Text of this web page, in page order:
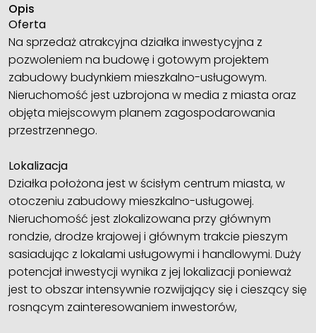
Opis
Oferta
Na sprzedaż atrakcyjna działka inwestycyjna z
pozwoleniem na budowę i gotowym projektem
zabudowy budynkiem mieszkalno-usługowym.
Nieruchomość jest uzbrojona w media z miasta oraz
objęta miejscowym planem zagospodarowania
przestrzennego.
Lokalizacja
Działka położona jest w ścisłym centrum miasta, w
otoczeniu zabudowy mieszkalno-usługowej.
Nieruchomość jest zlokalizowana przy głównym
rondzie, drodze krajowej i głównym trakcie pieszym
sasiadując z lokalami usługowymi i handlowymi. Duży
potencjał inwestycji wynika z jej lokalizacji ponieważ
jest to obszar intensywnie rozwijający się i cieszący się
rosnącym zainteresowaniem inwestorów,